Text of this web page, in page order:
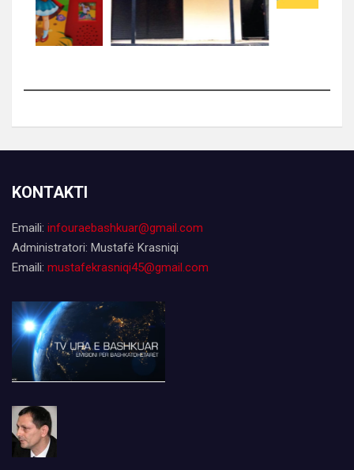
KONTAKTI
Emaili: infouraebashkuar@gmail.com
Administratori: Mustafë Krasniqi
Emaili: mustafekrasniqi45@gmail.com